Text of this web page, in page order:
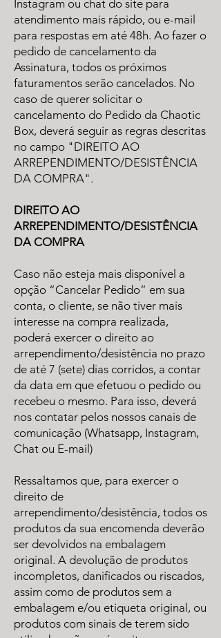
Instagram ou chat do site para
atendimento mais rápido, ou e-mail
para respostas em até 48h. Ao fazer o
pedido de cancelamento da
Assinatura, todos os próximos
faturamentos serão cancelados. No
caso de querer solicitar o
cancelamento do Pedido da Chaotic
Box, deverá seguir as regras descritas
no campo "DIREITO AO
ARREPENDIMENTO/DESISTÊNCIA
DA COMPRA".
DIREITO AO
ARREPENDIMENTO/DESISTÊNCIA
DA COMPRA
Caso não esteja mais disponível a
opção “Cancelar Pedido” em sua
conta, o cliente, se não tiver mais
interesse na compra realizada,
poderá exercer o direito ao
arrependimento/desistência no prazo
de até 7 (sete) dias corridos, a contar
da data em que efetuou o pedido ou
recebeu o mesmo. Para isso, deverá
nos contatar pelos nossos canais de
comunicação (Whatsapp, Instagram,
Chat ou E-mail)
Ressaltamos que, para exercer o
direito de
arrependimento/desistência, todos os
produtos da sua encomenda deverão
ser devolvidos na embalagem
original. A devolução de produtos
incompletos, danificados ou riscados,
assim como de produtos sem a
embalagem e/ou etiqueta original, ou
produtos com sinais de terem sido